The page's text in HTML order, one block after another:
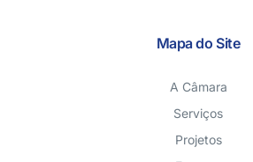
Mapa do Site
A Câmara
Serviços
Projetos